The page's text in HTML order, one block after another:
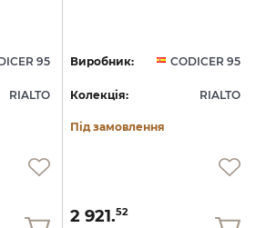
95
RIALTO
Виробник: CODICER 95
Колекція: RIALTO
Під замовлення
2 921.52